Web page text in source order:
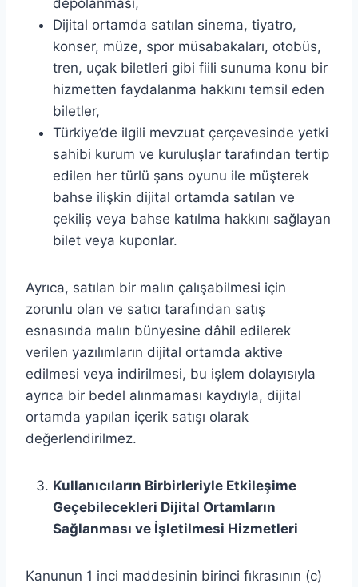
Dijital ortamda satılan sinema, tiyatro,
konser, müze, spor müsabakaları, otobüs,
tren, uçak biletleri gibi fiili sunuma konu bir
hizmetten faydalanma hakkını temsil eden
biletler,
Türkiye’de ilgili mevzuat çerçevesinde yetki
sahibi kurum ve kuruluşlar tarafından tertip
edilen her türlü şans oyunu ile müşterek
bahse ilişkin dijital ortamda satılan ve
çekiliş veya bahse katılma hakkını sağlayan
bilet veya kuponlar.
Ayrıca, satılan bir malın çalışabilmesi için
zorunlu olan ve satıcı tarafından satış
esnasında malın bünyesine dâhil edilerek
verilen yazılımların dijital ortamda aktive
edilmesi veya indirilmesi, bu işlem dolayısıyla
ayrıca bir bedel alınmaması kaydıyla, dijital
ortamda yapılan içerik satışı olarak
değerlendirilmez.
Kullanıcıların Birbirleriyle Etkileşime
Geçebilecekleri Dijital Ortamların
Sağlanması ve İşletilmesi Hizmetleri
Kanunun 1 inci maddesinin birinci fıkrasının (c)